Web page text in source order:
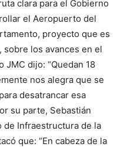
clara para el Gobierno
el Aeropuerto del
proyecto que es
sobre los avances en el
dijo: “Quedan 18
nos alegra que se
desatrancar esa
su parte, Sebastián
de Infraestructura de la
que: “En cabeza de la